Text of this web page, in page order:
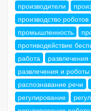
производители
производство роботов
промышленность
противодействие
работа
развлечения и роботы
распознавание речи
регулирование